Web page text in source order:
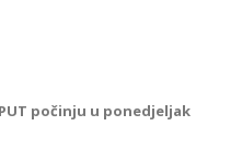
počinju u ponedjeljak